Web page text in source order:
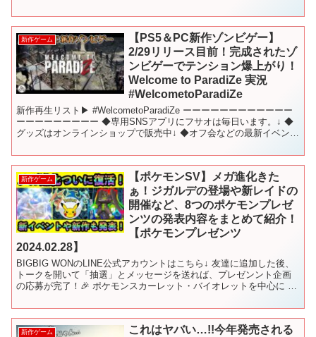
新作ゲーム
【PS5＆PC新作ゾンビゲー】
2/29リリース目前！完成されたゾ
ンビゲーでテンション爆上がり！
Welcome to ParadiZe 実況
#WelcometoParadiZe
新作再生リスト▶ #WelcometoParadiZe ーーーーーーーーーーーー
ーーーーーーーーー ◆専用SNSアプリにフサオは毎日います。↓ ◆
グッズはオンラインショップで販売中↓ ◆オフ会などの最新イベント
新作ゲーム
【ポケモンSV】メガ進化きた
ぁ！ジガルデの登場や新レイドの
開催など、8つのポケモンプレゼ
ンツの発表内容をまとめて紹介！
【ポケモンプレゼンツ
2024.02.28】
BIGBIG WONのLINE公式アカウントはこちら↓ 友達に追加した後、
トークを開いて「抽選」とメッセージを送れば、プレゼンント企画
の応募が完了！🎉 ポケモンスカーレット・バイオレットを中心に 最
新作ゲーム
これはヤバい…!!今年発売される